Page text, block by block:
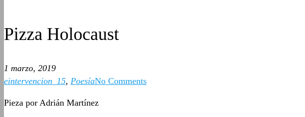
Pizza Holocaust
1 marzo, 2019
eintervencion_15, PoesíaNo Comments
Pieza por Adrián Martínez